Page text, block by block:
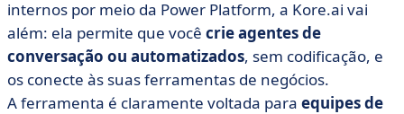
internos por meio da Power Platform, a Kore.ai vai
além: ela permite que você crie agentes de
conversação ou automatizados, sem codificação, e
os conecte às suas ferramentas de negócios.
A ferramenta é claramente voltada para equipes de